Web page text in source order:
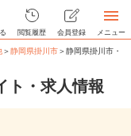
閲覧履歴 会員登録 メニュー
＞静岡県掛川市＞静岡県掛川市・
ト・求人情報